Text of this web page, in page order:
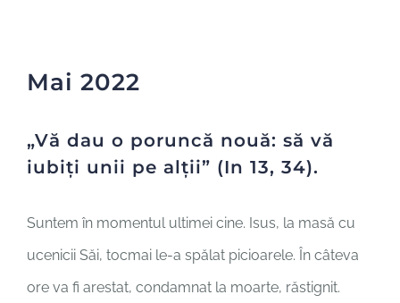
Mai 2022
„Vă dau o poruncă nouă: să vă
iubiți unii pe alții” (In 13, 34).
Suntem în momentul ultimei cine. Isus, la masă cu
ucenicii Săi, tocmai le-a spălat picioarele. În câteva
ore va fi arestat, condamnat la moarte, răstignit.